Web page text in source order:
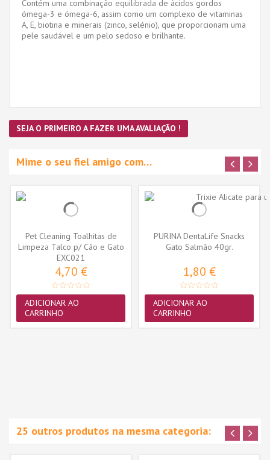
Contém uma combinação equilibrada de ácidos gordos
ómega-3 e ómega-6, assim como um complexo de vitaminas
A, E, biotina e minerais (zinco, selénio), que proporcionam uma
pele saudável e um pelo sedoso e brilhante.
SEJA O PRIMEIRO A FAZER UMA AVALIAÇÃO !
Mime o seu fiel amigo com…
Pet Cleaning Toalhitas de
Limpeza Talco p/ Cão e Gato
35...
EXC021
4,70 €
ADICIONAR AO
CARRINHO
PURINA DentaLife Snacks
Gato Salmão 40gr.
1,80 €
ADICIONAR AO
CARRINHO
25 outros produtos na mesma categoria: